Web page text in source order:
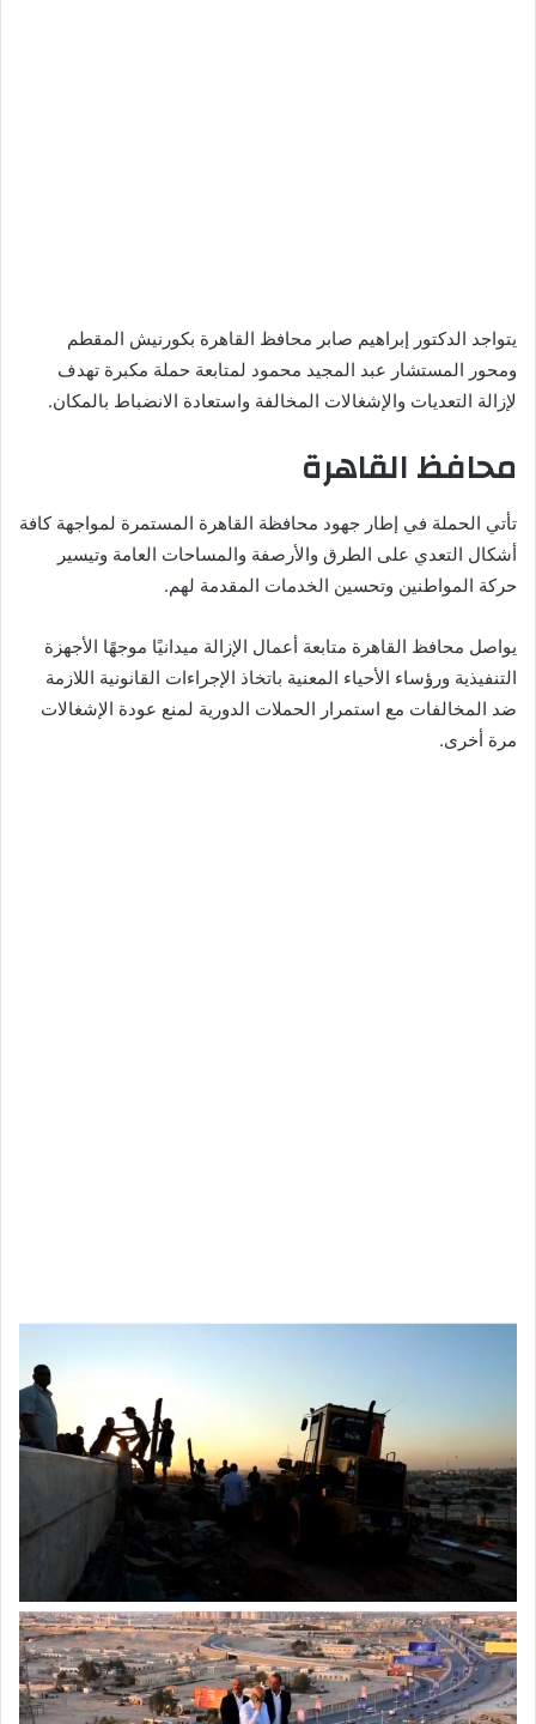
يتواجد الدكتور إبراهيم صابر محافظ القاهرة بكورنيش المقطم
ومحور المستشار عبد المجيد محمود لمتابعة حملة مكبرة تهدف
لإزالة التعديات والإشغالات المخالفة واستعادة الانضباط بالمكان.
محافظ القاهرة
تأتي الحملة في إطار جهود محافظة القاهرة المستمرة لمواجهة كافة
أشكال التعدي على الطرق والأرصفة والمساحات العامة وتيسير
حركة المواطنين وتحسين الخدمات المقدمة لهم.
يواصل محافظ القاهرة متابعة أعمال الإزالة ميدانيًا موجهًا الأجهزة
التنفيذية ورؤساء الأحياء المعنية باتخاذ الإجراءات القانونية اللازمة
ضد المخالفات مع استمرار الحملات الدورية لمنع عودة الإشغالات
مرة أخرى.